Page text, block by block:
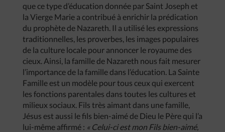
que ce type d’éducation donnée par Saint Joseph et
la Vierge Marie a contribué à enrichir la prédication
du prophète de Nazareth. Il a utilisé les expressions
traditionnelles, les proverbes, les images populaires
de la culture locale pour annoncer le royaume des
cieux. Ainsi, la famille de Nazareth nous fait mesurer
l’importance de la famille dans l’éducation. La Sainte
Famille est un modèle pour tous ceux qui exercent
les fonctions parentales dans toutes les cultures et
milieux sociaux. Fils très aimant dans une famille,
Jésus est aussi le fils bien-aimé de Dieu le Père qui l’a
lui-même affirmé : « Celui-ci est mon Fils bien-aimé,